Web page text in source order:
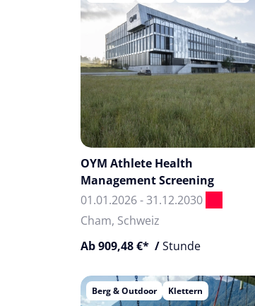
OYM Athlete Health
Management Screening
01.01.2026 - 31.12.2030
Cham, Schweiz
Ab 909,48 €* /Stunde
Berg & Outdoor Klettern